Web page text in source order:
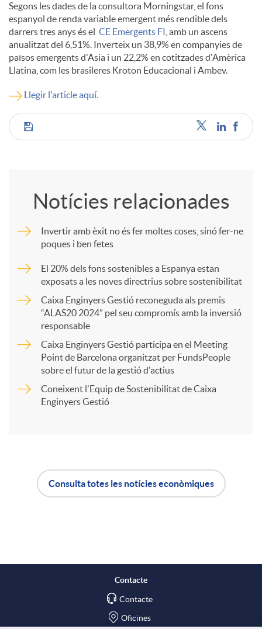
i
n
g
u
s
Segons les dades de la consultora Morningstar, el fons
espanyol de renda variable emergent més rendible dels
darrers tres anys és el CE Emergents FI , amb un ascens
anualitzat del 6,51%. Inverteix un 38,9% en companyies de
països emergents d'Asia i un 22,2% en cotitzades d'Amèrica
Llatina, com les brasileres Kroton Educacional i Ambev.
Llegir l'article aquí.
C
m
a
Notícies relacionades
Invertir amb èxit no és fer moltes coses, sinó fer-ne
poques i ben fetes
El 20% dels fons sostenibles a Espanya estan
exposats a les noves directrius sobre sostenibilitat
Caixa Enginyers Gestió reconeguda als premis
“ALAS20 2024” pel seu compromís amb la inversió
responsable
Caixa Enginyers Gestió participa en el Meeting
Point de Barcelona organitzat per FundsPeople
sobre el futur de la gestió d'actius
Coneixent l'Equip de Sostenibilitat de Caixa
Enginyers Gestió
Consulta totes les notícies econòmiques
Contacte
Contacte
Oficines